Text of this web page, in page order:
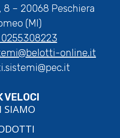
8 – 20068 Peschiera
(MI)
online.it
VELOCI
SIAMO